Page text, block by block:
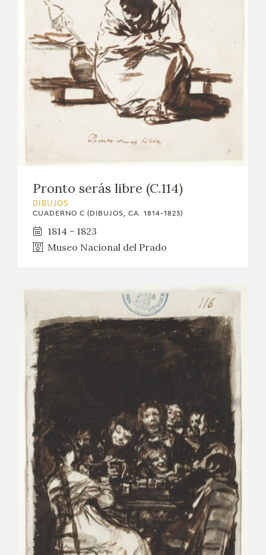
Pronto serás libre (C.114)
DIBUJOS
CUADERNO C (DIBUJOS, CA. 1814-1823)
1814 - 1823
Museo Nacional del Prado